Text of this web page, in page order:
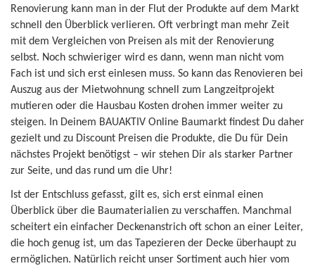
Renovierung kann man in der Flut der Produkte auf dem Markt
schnell den Überblick verlieren. Oft verbringt man mehr Zeit
mit dem Vergleichen von Preisen als mit der Renovierung
selbst. Noch schwieriger wird es dann, wenn man nicht vom
Fach ist und sich erst einlesen muss. So kann das Renovieren bei
Auszug aus der Mietwohnung schnell zum Langzeitprojekt
mutieren oder die Hausbau Kosten drohen immer weiter zu
steigen. In Deinem BAUAKTIV Online Baumarkt findest Du daher
gezielt und zu Discount Preisen die Produkte, die Du für Dein
nächstes Projekt benötigst – wir stehen Dir als starker Partner
zur Seite, und das rund um die Uhr!
Ist der Entschluss gefasst, gilt es, sich erst einmal einen
Überblick über die Baumaterialien zu verschaffen. Manchmal
scheitert ein einfacher Deckenanstrich oft schon an einer Leiter,
die hoch genug ist, um das Tapezieren der Decke überhaupt zu
ermöglichen. Natürlich reicht unser Sortiment auch hier vom